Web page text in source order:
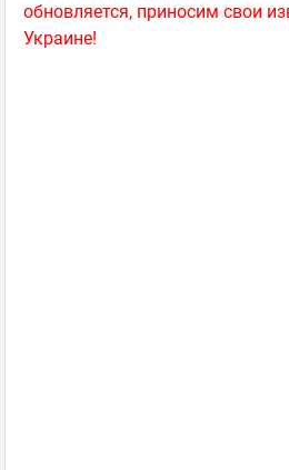
обновляется, приносим свои
Украине!